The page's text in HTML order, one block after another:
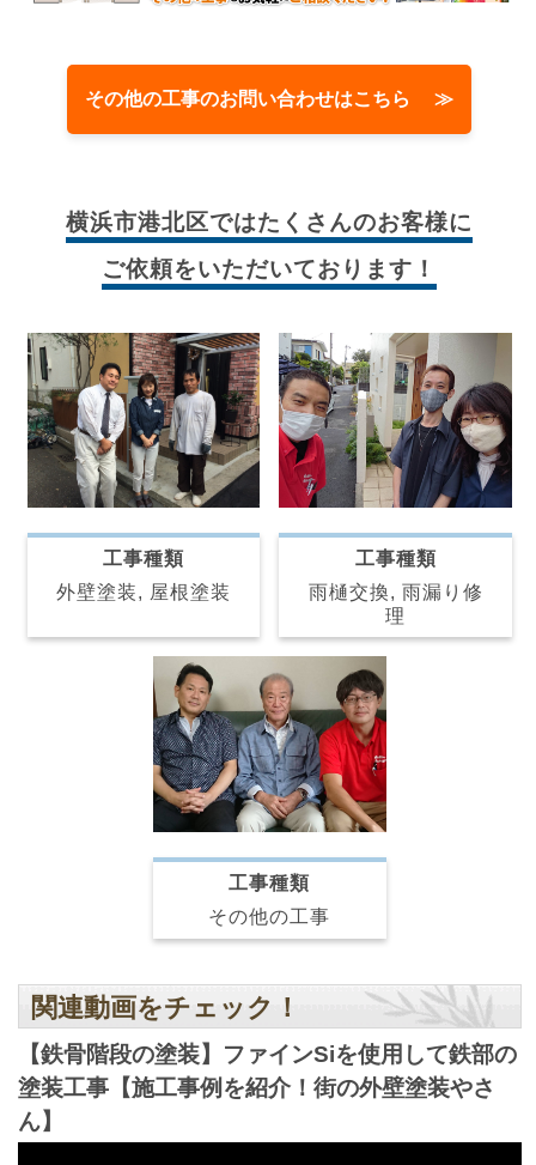
その他の工事のお問い合わせはこちら ≫
横浜市港北区ではたくさんのお客様に
ご依頼をいただいております！
工事種類
外壁塗装, 屋根塗装
工事種類
雨樋交換, 雨漏り修
理
工事種類
その他の工事
関連動画をチェック！
【鉄骨階段の塗装】ファインSiを使用して鉄部の
塗装工事【施工事例を紹介！街の外壁塗装やさ
ん】